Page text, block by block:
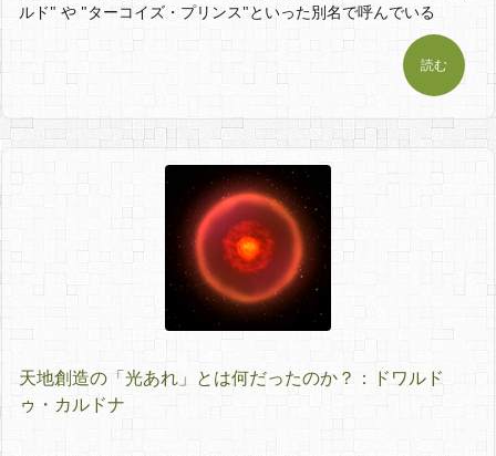
ルド" や "ターコイズ・プリンス"といった別名で呼んでいる
読む
天地創造の「光あれ」とは何だったのか？：ドワルド
ゥ・カルドナ